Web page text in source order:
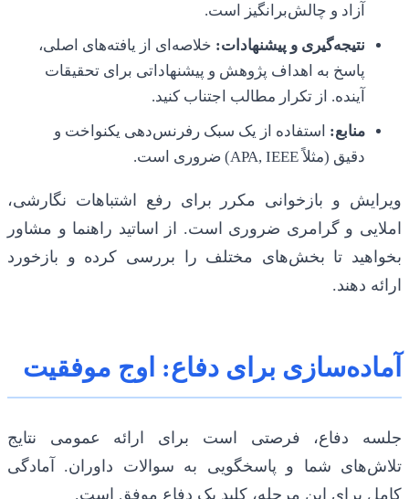
آزاد و چالش‌برانگیز است.
نتیجه‌گیری و پیشنهادات: خلاصه‌ای از یافته‌های اصلی،
پاسخ به اهداف پژوهش و پیشنهاداتی برای تحقیقات
آینده. از تکرار مطالب اجتناب کنید.
منابع: استفاده از یک سبک رفرنس‌دهی یکنواخت و
دقیق (مثلاً APA, IEEE) ضروری است.
ویرایش و بازخوانی مکرر برای رفع اشتباهات نگارشی،
املایی و گرامری ضروری است. از اساتید راهنما و مشاور
بخواهید تا بخش‌های مختلف را بررسی کرده و بازخورد
ارائه دهند.
آماده‌سازی برای دفاع: اوج موفقیت
جلسه دفاع، فرصتی است برای ارائه عمومی نتایج
تلاش‌های شما و پاسخگویی به سوالات داوران. آمادگی
کامل برای این مرحله، کلید یک دفاع موفق است.